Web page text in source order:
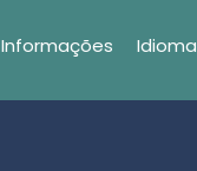
Informações Idioma